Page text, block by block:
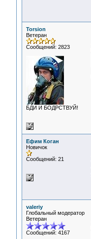
Torsion
Ветеран
Сообщений: 2823
БДИ И БОДРСТВУЙ!
Ефим Коган
Новичок
Сообщений: 21
valeriy
Глобальный модератор
Ветеран
Сообщений: 4167